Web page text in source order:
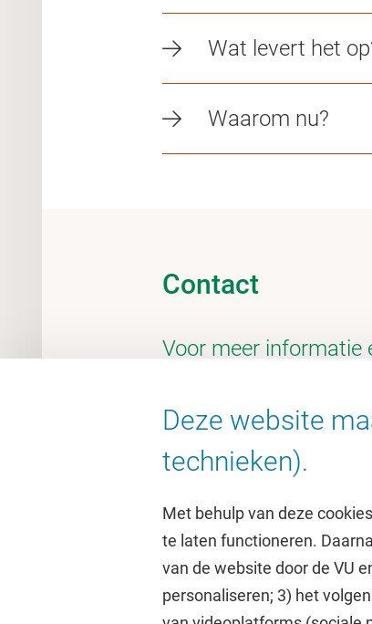
Wat levert het
Waarom nu?
Contact
Voor meer informatie
emoena@vu.nl
Deze website
technieken).
Met behulp van deze
te laten functioneren.
van de website door de VU
personaliseren; 3) het
Direct naar